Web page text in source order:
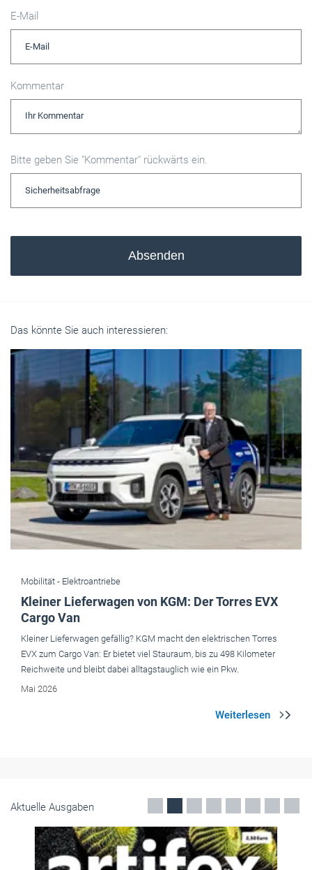
E-Mail
Kommentar
Bitte geben Sie "Kommentar" rückwärts ein.
Absenden
Das könnte Sie auch interessieren:
Mobilität - Elektroantriebe
Kleiner Lieferwagen von KGM: Der Torres EVX
Cargo Van
Kleiner Lieferwagen gefällig? KGM macht den elektrischen Torres
EVX zum Cargo Van: Er bietet viel Stauraum, bis zu 498 Kilometer
Reichweite und bleibt dabei alltagstauglich wie ein Pkw.
Mai 2026
Aktuelle Ausgaben